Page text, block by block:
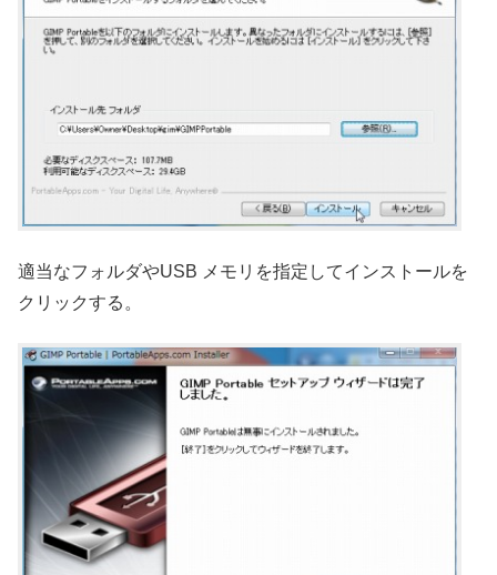
適当なフォルダやUSB メモリを指定してインストールを
クリックする。